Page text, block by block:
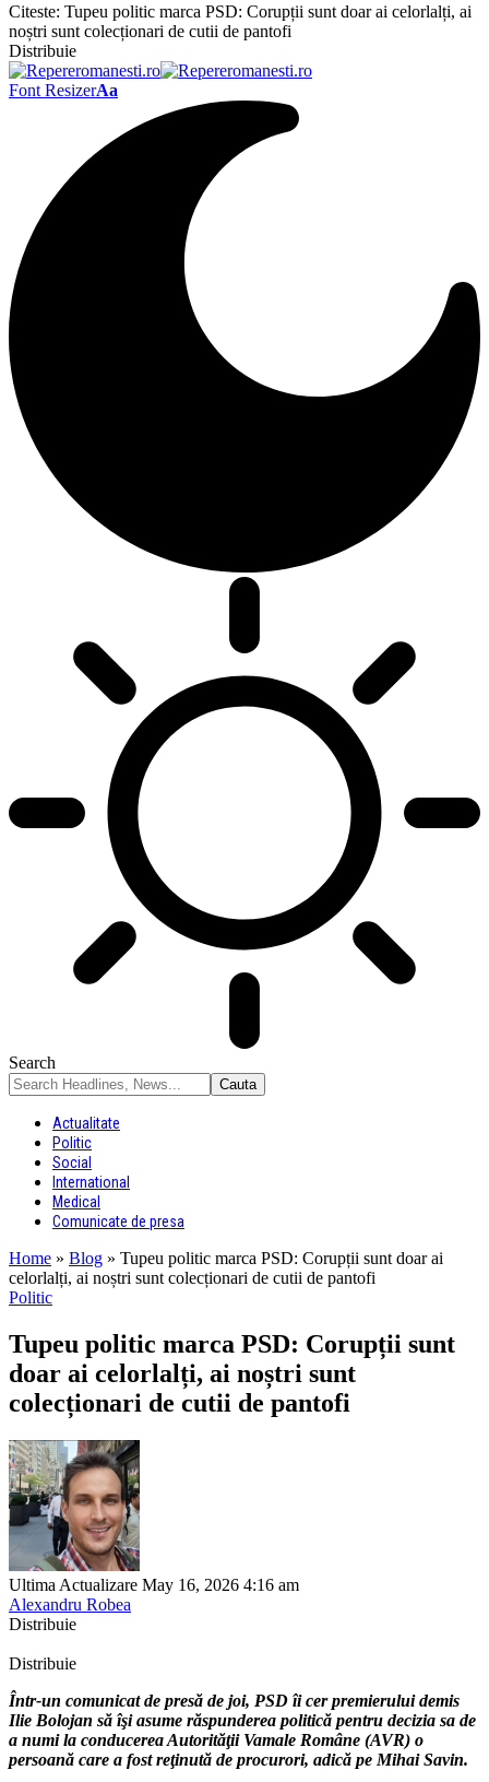
Citeste: Tupeu politic marca PSD: Corupții sunt doar ai celorlalți, ai
noștri sunt colecționari de cutii de pantofi
Distribuie
Font ResizerAa
Search
Actualitate
Politic
Social
International
Medical
Comunicate de presa
Home » Blog » Tupeu politic marca PSD: Corupții sunt doar ai
celorlalți, ai noștri sunt colecționari de cutii de pantofi
Politic
Tupeu politic marca PSD: Corupții sunt
doar ai celorlalți, ai noștri sunt
colecționari de cutii de pantofi
Ultima Actualizare May 16, 2026 4:16 am
Alexandru Robea
Distribuie
Distribuie
Într-un comunicat de presă de joi, PSD îi cer premierului demis
Ilie Bolojan să îşi asume răspunderea politică pentru decizia sa de
a numi la conducerea Autorităţii Vamale Române (AVR) o
persoană care a fost reţinută de procurori, adică pe Mihai Savin.